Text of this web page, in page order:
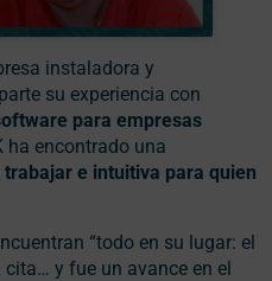
instaladora y
su experiencia con
para empresas
ha encontrado una
e intuitiva para quien
“todo en su lugar: el
y fue un avance en el